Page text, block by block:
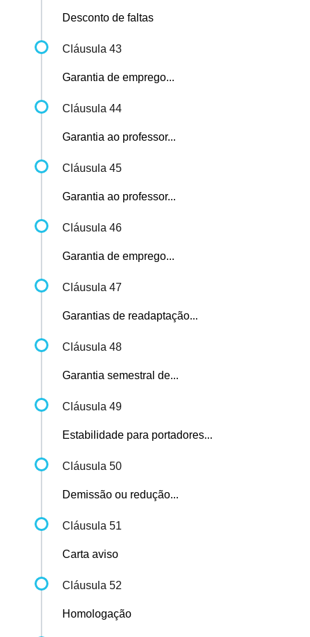
Desconto de faltas
Cláusula 43
Garantia de emprego...
Cláusula 44
Garantia ao professor...
Cláusula 45
Garantia ao professor...
Cláusula 46
Garantia de emprego...
Cláusula 47
Garantias de readaptação...
Cláusula 48
Garantia semestral de...
Cláusula 49
Estabilidade para portadores...
Cláusula 50
Demissão ou redução...
Cláusula 51
Carta aviso
Cláusula 52
Homologação